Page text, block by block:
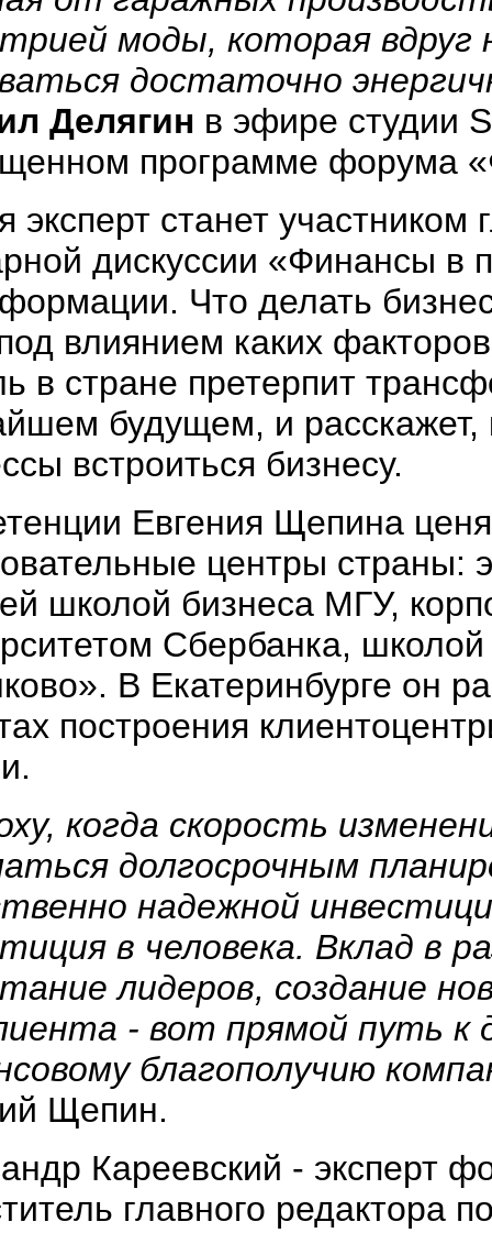
моды, которая вдруг
достаточно
Делягин в эфире студии
программе форума
эксперт станет участником
дискуссии «Финансы в
Что делать
влиянием каких
в стране претерпит
будущем, и расскажет,
встроиться бизнесу.
Евгения Щепина
центры страны:
школой бизнеса МГУ,
Сбербанка,
В Екатеринбурге он
построения
когда скорость
долгосрочным
надежной
в человека. Вклад в
лидеров, создание
- вот прямой путь к
благополучию
Щепин.
Кареевский - эксперт
главного редактора